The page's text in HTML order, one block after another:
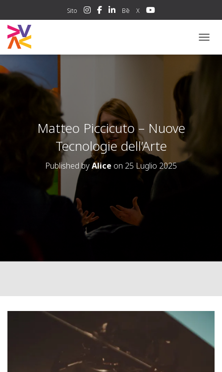
Sito Bē X
Matteo Piccicuto – Nuove
Tecnologie dell’Arte
Published byAlice on 25 Luglio 2025